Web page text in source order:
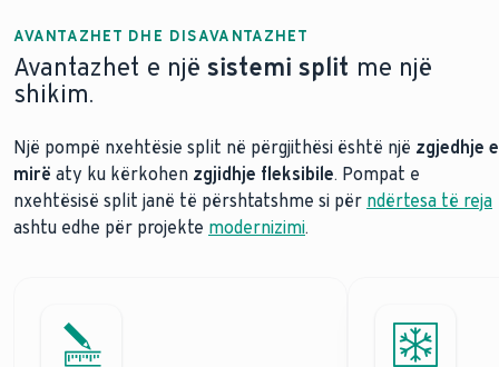
AVANTAZHET DHE DISAVANTAZHET
Avantazhet e një sistemi split me një
shikim.
Një pompë nxehtësie split në përgjithësi është një zgjedhje e
mirë aty ku kërkohen zgjidhje fleksibile. Pompat e
nxehtësisë split janë të përshtatshme si për ndërtesa të reja
ashtu edhe për projekte modernizimi.